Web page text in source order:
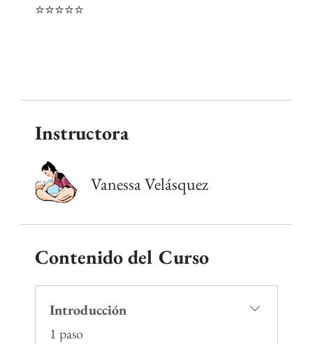
⭐️⭐️⭐️⭐️⭐️
Instructora
Vanessa Velásquez
Contenido del Curso
Introducción
.1 paso